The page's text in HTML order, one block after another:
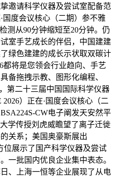
邀请科学仪器及尝试室配备范
国度会议核心（二期）参不雅
测从90分钟缩短至20分钟。仍
室手艺成长的伴侣，中国建建
绿色建建的成长示状取双碳计
都将是您领会行业趋向、手艺
备拖拽示教、图形化编程、
第二十三届中国国际科学仪器
）正在·国度会议核心（二
CW电子阐发天安然平
学传授刘虎威瞻望了离子迁徙
关系；美国奥豪斯展出
位展示了国产科学仪器及尝试
一批国内优良企业集中表态。
、上海一恒等企业展现了从电